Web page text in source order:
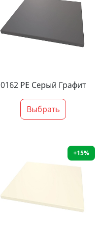
0162 PE Серый Графит
Выбрать
+15%